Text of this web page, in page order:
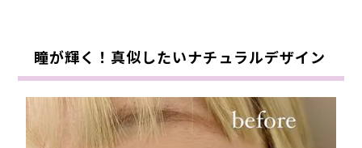
瞳が輝く！真似したいナチュラルデザイン